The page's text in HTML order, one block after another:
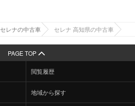
セレナの中古車 セレナ 高知県の中古車
PAGE TOP
閲覧履歴
地域から探す